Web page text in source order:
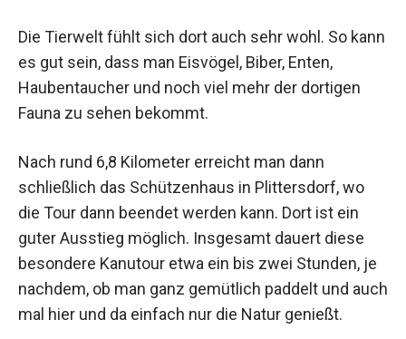
Die Tierwelt fühlt sich dort auch sehr wohl. So kann
es gut sein, dass man Eisvögel, Biber, Enten,
Haubentaucher und noch viel mehr der dortigen
Fauna zu sehen bekommt.
Nach rund 6,8 Kilometer erreicht man dann
schließlich das Schützenhaus in Plittersdorf, wo
die Tour dann beendet werden kann. Dort ist ein
guter Ausstieg möglich. Insgesamt dauert diese
besondere Kanutour etwa ein bis zwei Stunden, je
nachdem, ob man ganz gemütlich paddelt und auch
mal hier und da einfach nur die Natur genießt.